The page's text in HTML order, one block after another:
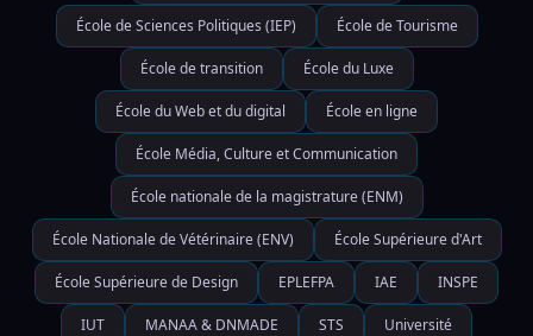
École de Sciences Politiques (IEP) École de Tourisme
École de transition École du Luxe
École du Web et du digital École en ligne
École Média, Culture et Communication
École nationale de la magistrature (ENM)
École Nationale de Vétérinaire (ENV) École Supérieure d'Art
École Supérieure de Design EPLEFPA IAE INSPE
IUT MANAA & DNMADE STS Université